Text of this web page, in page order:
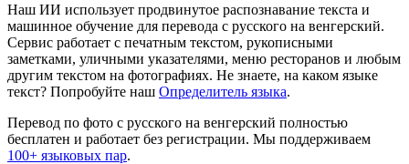
Наш ИИ использует продвинутое распознавание текста и
машинное обучение для перевода с русского на венгерский.
Сервис работает с печатным текстом, рукописными
заметками, уличными указателями, меню ресторанов и любым
другим текстом на фотографиях. Не знаете, на каком языке
текст? Попробуйте наш Определитель языка.
Перевод по фото с русского на венгерский полностью
бесплатен и работает без регистрации. Мы поддерживаем
100+ языковых пар.